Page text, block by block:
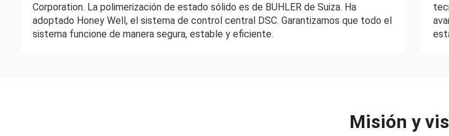
Corporation. La polimerización de estado sólido es de BUHLER de Suiza. Ha
adoptado Honey Well, el sistema de control central DSC. Garantizamos que todo el
sistema funcione de manera segura, estable y eficiente.
Misión y